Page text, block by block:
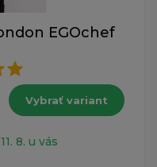
EGOchef
Vybrať variant
8. u vás